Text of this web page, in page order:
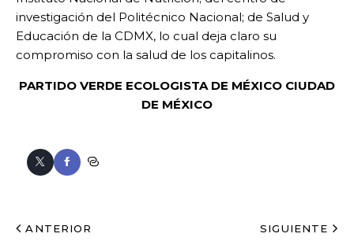
investigación del Politécnico Nacional; de Salud y
Educación de la CDMX, lo cual deja claro su
compromiso con la salud de los capitalinos.
PARTIDO VERDE ECOLOGISTA DE MÉXICO CIUDAD
DE MÉXICO
ANTERIOR SIGUIENTE